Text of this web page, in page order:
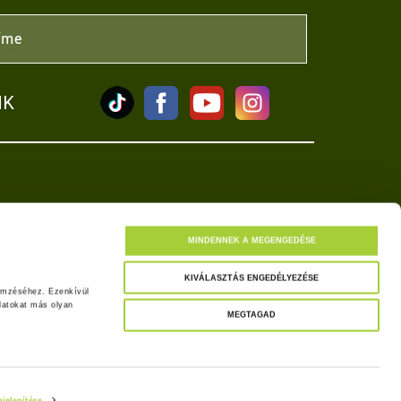
Ezenkívül
más olyan
MINDENNEK A MEGENGEDÉSE
KIVÁLASZTÁS ENGEDÉLYEZÉSE
MEGTAGAD